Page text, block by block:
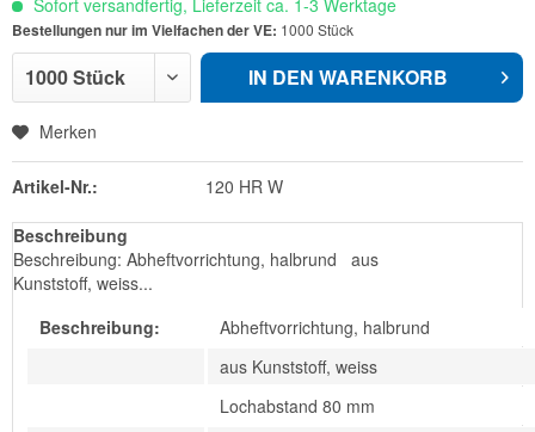
Sofort versandfertig, Lieferzeit ca. 1-3 Werktage
Bestellungen nur im Vielfachen der VE: 1000 Stück
IN DEN WARENKORB
Merken
Artikel-Nr.: 120 HR W
Beschreibung
Beschreibung: Abheftvorrichtung, halbrund aus
Kunststoff, weiss...
Beschreibung:
Abheftvorrichtung, halbrund
aus Kunststoff, weiss
Lochabstand 80 mm